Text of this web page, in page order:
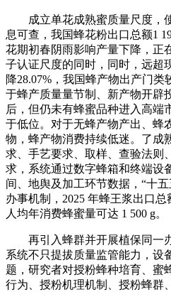
成立单花成熟蜜质量尺度，
息可查，我国蜂花粉出口总额1
花期初春阴雨影响产量下降，正
子认证尺度的同时，同时，远超
降28.07%，我国蜂产物出产门
于蜂产质量量节制、新产物开辟
后，但仍未有蜂蜜品种进入高端
于低位。对于无蜂产物产出、蜂
物，蜂产物消费持续低迷。了成
求、手艺要求、取样、查验法则
求，系统通过数字蜂箱和终端设
间、地舆及加工环节数据，“十
办事机制，2025 年蜂王浆出口
人均年消费蜂蜜量可达 1 500 g。
再引入蜂群并开展植保同一
系统不只提拔质量监管能力，设
题，研究者对授粉蜂种培育、蜜
行为、授粉机理机制、授粉蜂群